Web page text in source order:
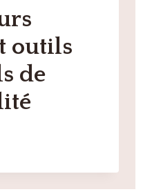
outils
de